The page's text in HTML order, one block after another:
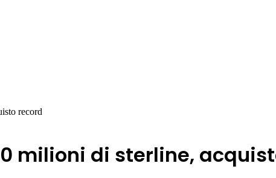
record
milioni di sterline,